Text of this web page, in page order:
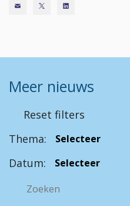
Meer nieuws
Reset filters
Thema:
Datum: